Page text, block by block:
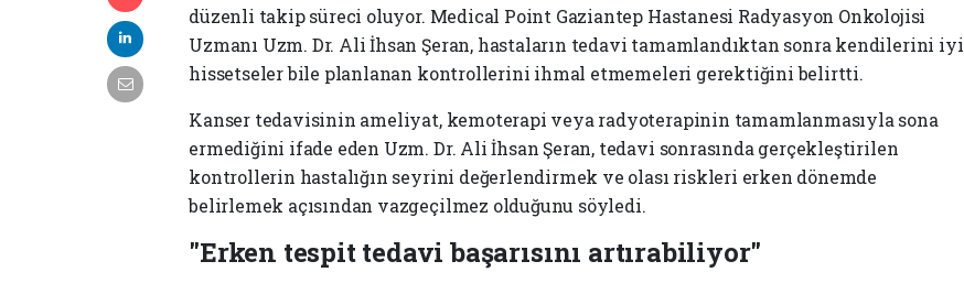
düzenli takip süreci oluyor. Medical Point Gaziantep Hastanesi Radyasyon Onkolojisi
Uzmanı Uzm. Dr. Ali İhsan Şeran, hastaların tedavi tamamlandıktan sonra kendilerini iyi
hissetseler bile planlanan kontrollerini ihmal etmemeleri gerektiğini belirtti.
Kanser tedavisinin ameliyat, kemoterapi veya radyoterapinin tamamlanmasıyla sona
ermediğini ifade eden Uzm. Dr. Ali İhsan Şeran, tedavi sonrasında gerçekleştirilen
kontrollerin hastalığın seyrini değerlendirmek ve olası riskleri erken dönemde
belirlemek açısından vazgeçilmez olduğunu söyledi.
"Erken tespit tedavi başarısını artırabiliyor"